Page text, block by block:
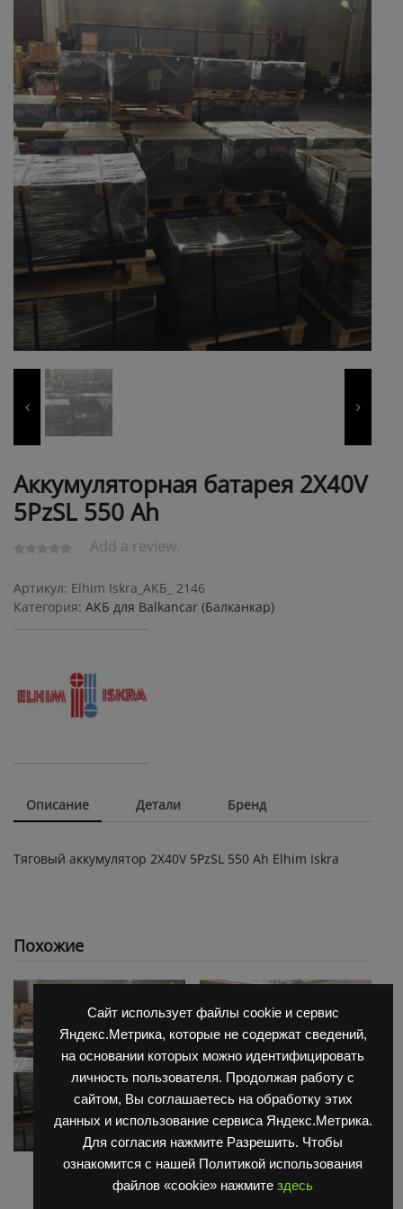
Сайт использует файлы cookie и сервис
Яндекс.Метрика, которые не содержат сведений,
на основании которых можно идентифицировать
личность пользователя. Продолжая работу с
сайтом, Вы соглашаетесь на обработку этих
данных и использование сервиса Яндекс.Метрика.
Для согласия нажмите Разрешить. Чтобы
ознакомится с нашей Политикой использования
файлов «cookie» нажмите здесь
Аккумуляторная батарея 2X40V
5PzSL 550 Ah
Add a review.
Артикул: Elhim Iskra_АКБ_ 2146
Категория: АКБ для Balkanсar (Балканкар)
Описание Детали Бренд
Тяговый аккумулятор 2X40V 5PzSL 550 Ah Elhim Iskra
Похожие
АКБ для Balkanсar
(Балканкар)
АКБ для Balkanсar
(Балканкар)